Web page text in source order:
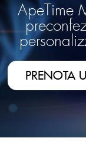
ApeTime
PRENOTA